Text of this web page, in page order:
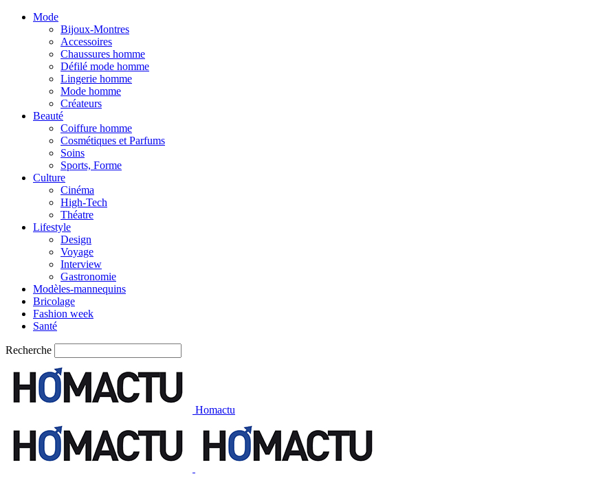
Mode
Bijoux-Montres
Accessoires
Chaussures homme
Défilé mode homme
Lingerie homme
Mode homme
Créateurs
Beauté
Coiffure homme
Cosmétiques et Parfums
Soins
Sports, Forme
Culture
Cinéma
High-Tech
Théatre
Lifestyle
Design
Voyage
Interview
Gastronomie
Modèles-mannequins
Bricolage
Fashion week
Santé
Recherche
Homactu